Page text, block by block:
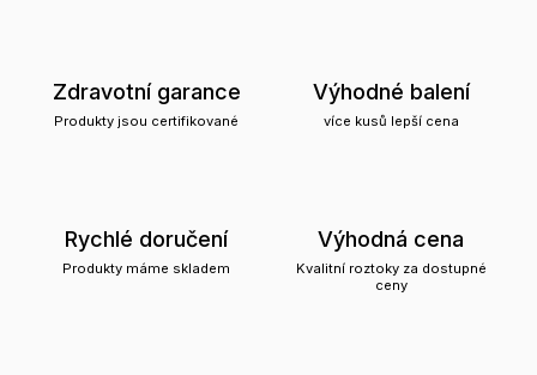
Zdravotní garance
Produkty jsou certifikované
Výhodné balení
více kusů lepší cena
Rychlé doručení
Produkty máme skladem
Výhodná cena
Kvalitní roztoky za dostupné
ceny